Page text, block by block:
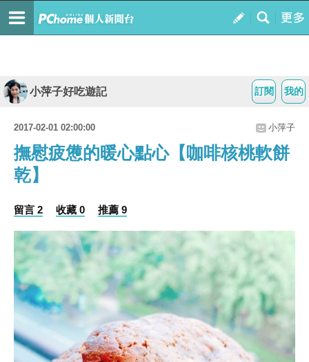
我的
訂閱
小萍子好吃遊記
2017-02-01 02:00:00 小萍子
撫慰疲憊的暖心點心【咖啡核桃軟餅
乾】
留言 2 收藏 0 推薦 9